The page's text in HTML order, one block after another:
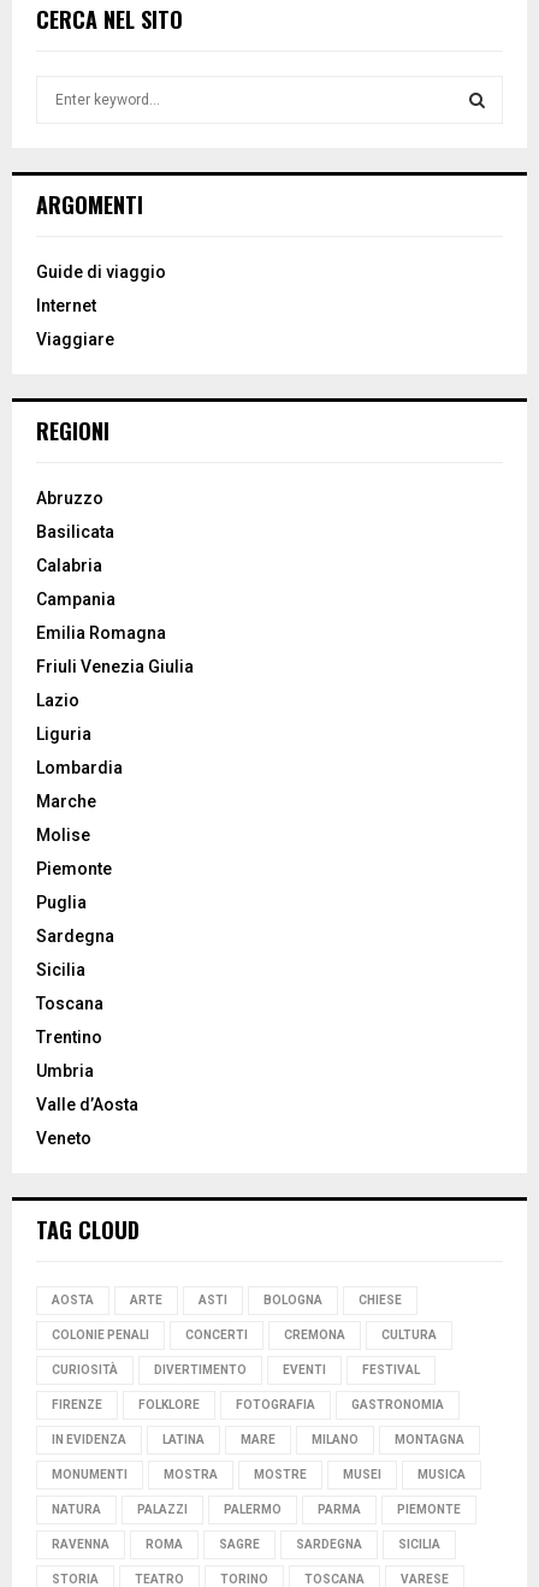
CERCA NEL SITO
h
o
:
ARGOMENTI
Guide di viaggio
Internet
Viaggiare
REGIONI
Abruzzo
Basilicata
Calabria
Campania
Emilia Romagna
Friuli Venezia Giulia
Lazio
Liguria
Lombardia
Marche
Molise
Piemonte
Puglia
Sardegna
Sicilia
Toscana
Trentino
Umbria
Valle d’Aosta
Veneto
TAG CLOUD
AOSTA ARTE ASTI BOLOGNA CHIESE
COLONIE PENALI CONCERTI CREMONA CULTURA
CURIOSITÀ DIVERTIMENTO EVENTI FESTIVAL
FIRENZE FOLKLORE FOTOGRAFIA GASTRONOMIA
IN EVIDENZA LATINA MARE MILANO MONTAGNA
MONUMENTI MOSTRA MOSTRE MUSEI MUSICA
NATURA PALAZZI PALERMO PARMA PIEMONTE
RAVENNA ROMA SAGRE SARDEGNA SICILIA
STORIA TEATRO TORINO TOSCANA VARESE